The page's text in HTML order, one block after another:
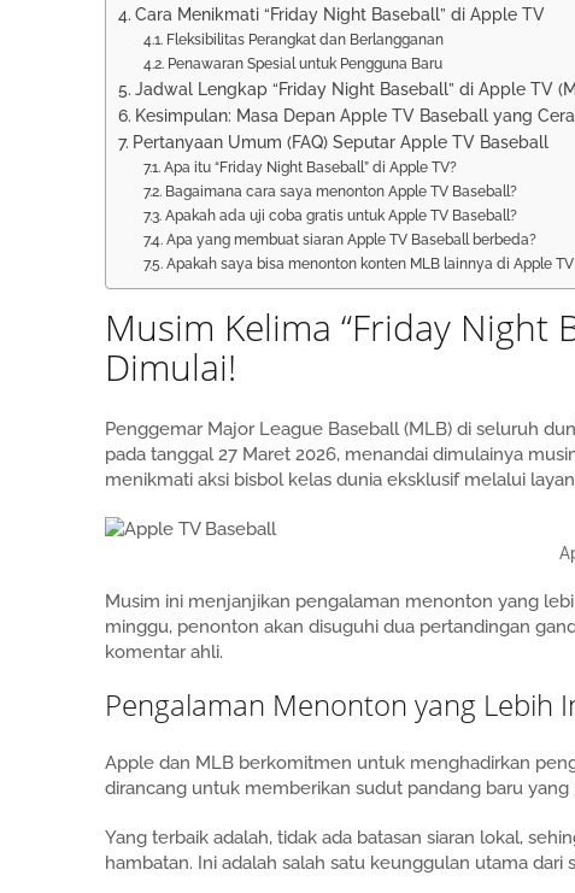
Cara Menikmati “Friday Night Baseball” di Apple TV
Fleksibilitas Perangkat dan Berlangganan
Penawaran Spesial untuk Pengguna Baru
Jadwal Lengkap “Friday Night Baseball” di Apple TV
Kesimpulan: Masa Depan Apple TV Baseball yang
Pertanyaan Umum (FAQ) Seputar Apple TV Baseball
Apa itu “Friday Night Baseball” di Apple TV?
Bagaimana cara saya menonton Apple TV Baseball?
Apakah ada uji coba gratis untuk Apple TV Baseball?
Apa yang membuat siaran Apple TV Baseball berbeda?
Apakah saya bisa menonton konten MLB lainnya di Apple
Musim Kelima “Friday Night
Dimulai!
Penggemar Major League Baseball (MLB) di seluruh
pada tanggal 27 Maret 2026, menandai dimulainya
menikmati aksi bisbol kelas dunia eksklusif melalui
Musim ini menjanjikan pengalaman menonton yang
minggu, penonton akan disuguhi dua pertandingan
komentar ahli.
Pengalaman Menonton yang Lebih
Apple dan MLB berkomitmen untuk menghadirkan
dirancang untuk memberikan sudut pandang baru
Yang terbaik adalah, tidak ada batasan siaran lokal,
hambatan. Ini adalah salah satu keunggulan utama dari